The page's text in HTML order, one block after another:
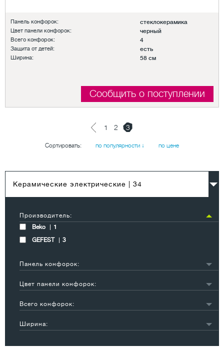
Панель конфорок: стеклокерамика
Цвет панели конфорок: черный
Всего конфорок: 4
Защита от детей: есть
Ширина: 58 см
Сообщить о поступлении
1 2 3
Сортировать: по популярности ↓ по цене
Керамические электрические | 34
Производитель:
Beko
1
GEFEST
3
Панель конфорок:
стеклокерамика
1
Цвет панели конфорок:
черный
2
другой
Всего конфорок:
Ширина: